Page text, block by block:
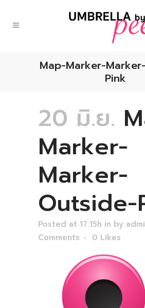
Map-Marker-
Pink
20 มิ.ย.
Marker-
Marker-
Outside-
Posted at 17:15h in by
Comments
0 Likes